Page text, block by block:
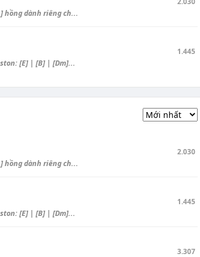
hồng dành riêng ch...
[E] | [B] | [Dm]...
1.445
hồng dành riêng ch...
2.030
[E] | [B] | [Dm]...
1.445
3.307